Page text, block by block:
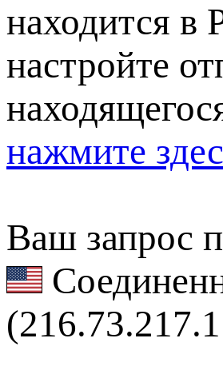
находится в
настройте
нажмите
Ваш запрос